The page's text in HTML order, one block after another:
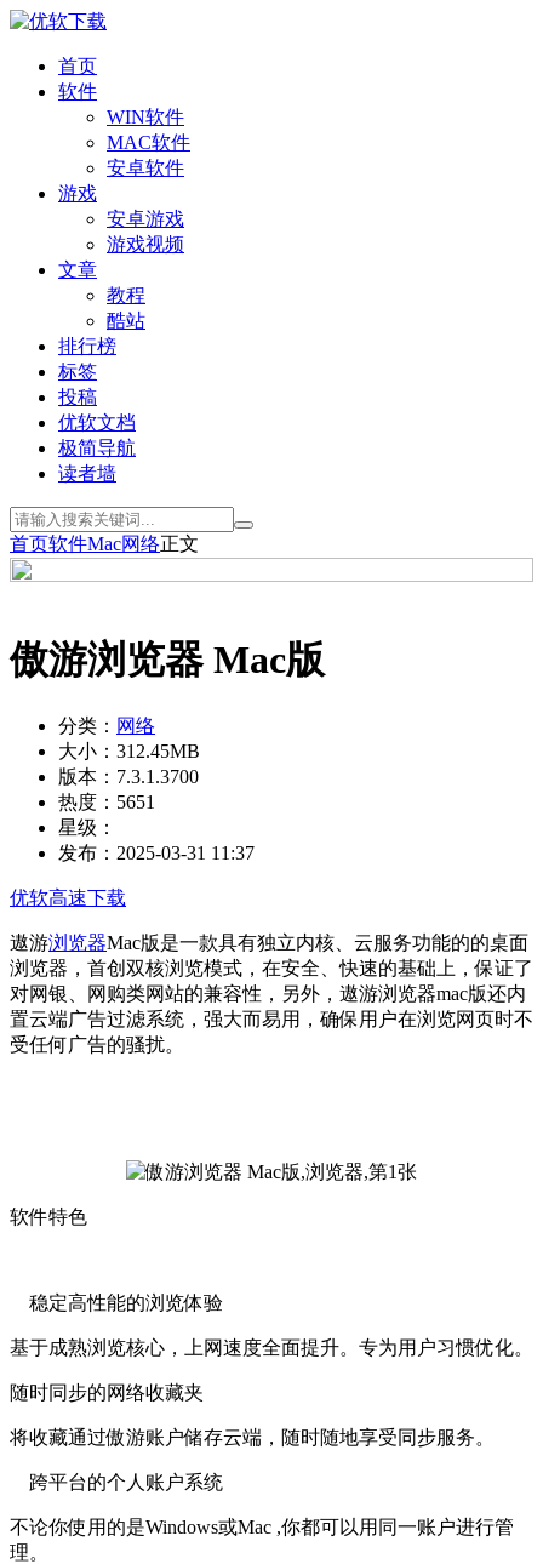
首页
软件
WIN软件
MAC软件
安卓软件
游戏
安卓游戏
游戏视频
文章
教程
酷站
排行榜
标签
投稿
优软文档
极简导航
读者墙
首页软件Mac网络正文
傲游浏览器 Mac版
分类： 网络
大小： 312.45MB
版本： 7.3.1.3700
热度： 5651
星级：
发布： 2025-03-31 11:37
优软高速下载
遨游浏览器Mac版是一款具有独立内核、云服务功能的的桌面
浏览器，首创双核浏览模式，在安全、快速的基础上，保证了
对网银、网购类网站的兼容性，另外，遨游浏览器mac版还内
置云端广告过滤系统，强大而易用，确保用户在浏览网页时不
受任何广告的骚扰。
软件特色
稳定高性能的浏览体验
基于成熟浏览核心，上网速度全面提升。专为用户习惯优化。
随时同步的网络收藏夹
将收藏通过傲游账户储存云端，随时随地享受同步服务。
跨平台的个人账户系统
不论你使用的是Windows或Mac ,你都可以用同一账户进行管
理。